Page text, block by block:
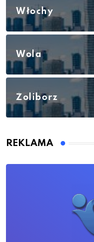
Włochy
Wola
Żoliborz
REKLAMA